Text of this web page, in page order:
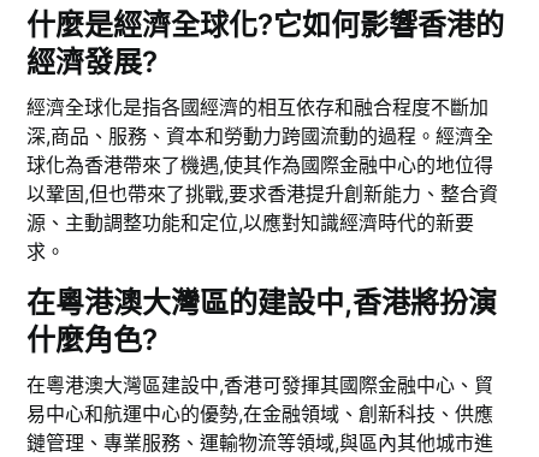
什麼是經濟全球化?它如何影響香港的
經濟發展?
經濟全球化是指各國經濟的相互依存和融合程度不斷加
深,商品、服務、資本和勞動力跨國流動的過程。經濟全
球化為香港帶來了機遇,使其作為國際金融中心的地位得
以鞏固,但也帶來了挑戰,要求香港提升創新能力、整合資
源、主動調整功能和定位,以應對知識經濟時代的新要
求。
在粵港澳大灣區的建設中,香港將扮演
什麼角色?
在粵港澳大灣區建設中,香港可發揮其國際金融中心、貿
易中心和航運中心的優勢,在金融領域、創新科技、供應
鏈管理、專業服務、運輸物流等領域,與區內其他城市進